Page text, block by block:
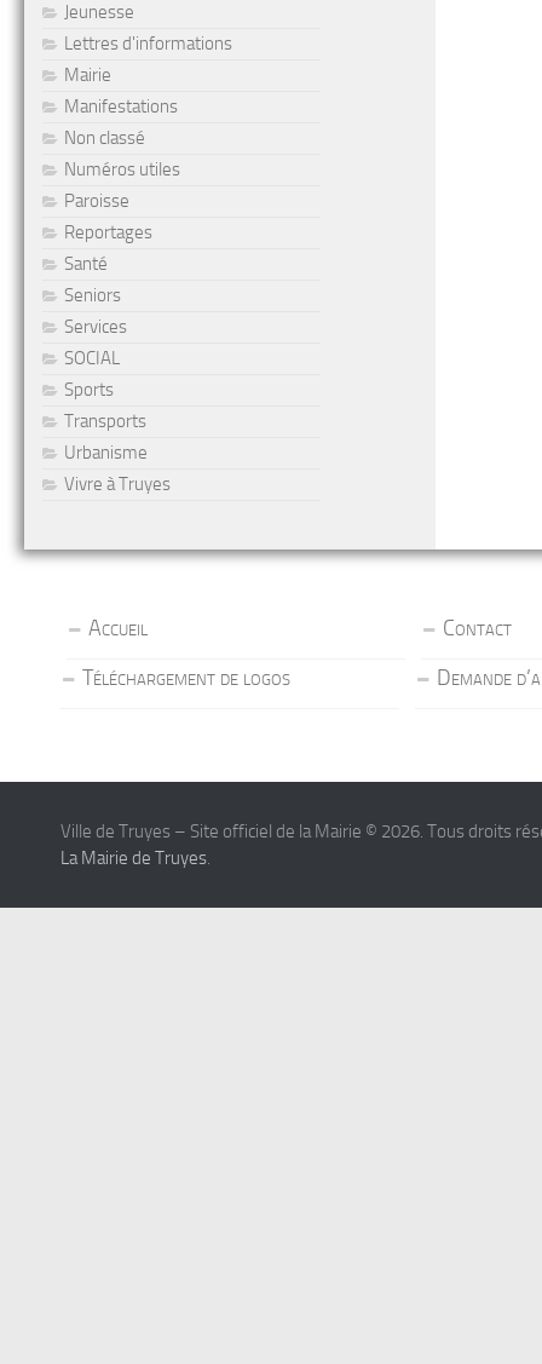
Jeunesse
Lettres d'informations
Mairie
Manifestations
Non classé
Numéros utiles
Paroisse
Reportages
Santé
Seniors
Services
SOCIAL
Sports
Transports
Urbanisme
Vivre à Truyes
Accueil
Contact
Téléchargement de logos
Demande
Ville de Truyes – Site officiel de la Mairie © 2026. Tous droits
La Mairie de Truyes.